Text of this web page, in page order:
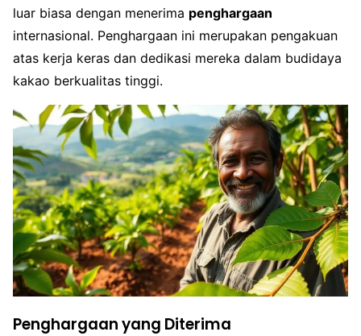
luar biasa dengan menerima penghargaan
internasional. Penghargaan ini merupakan pengakuan
atas kerja keras dan dedikasi mereka dalam budidaya
kakao berkualitas tinggi.
Penghargaan yang Diterima